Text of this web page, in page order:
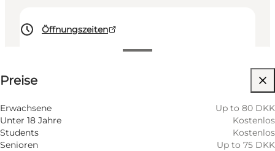
Öffnungszeiten
Preise
Erwachsene
Up to 80 DKK
Unter 18 Jahre
Kostenlos
Students
Kostenlos
Senioren
Up to 75 DKK
Website besuchen